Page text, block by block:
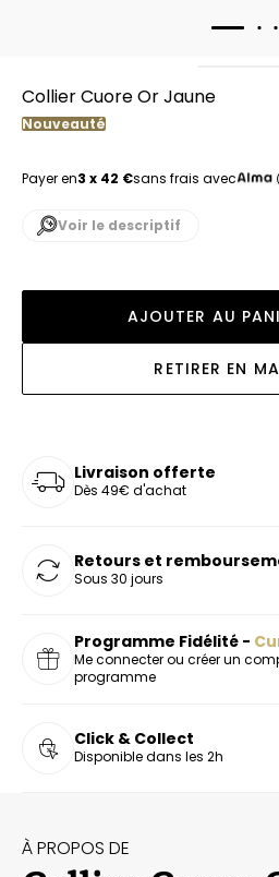
Collier Cuore Or Jaune
Nouveauté
Payer en3 x 42 €sans frais avec
Voir le descriptif
AJOUTER AU
RETIRER EN
Livraison offerte
Dès 49€ d'achat
Retours et
Sous 30 jours
Programme Fidélité -
Me connecter ou créer un
programme
Click & Collect
Disponible dans les 2h
À PROPOS DE